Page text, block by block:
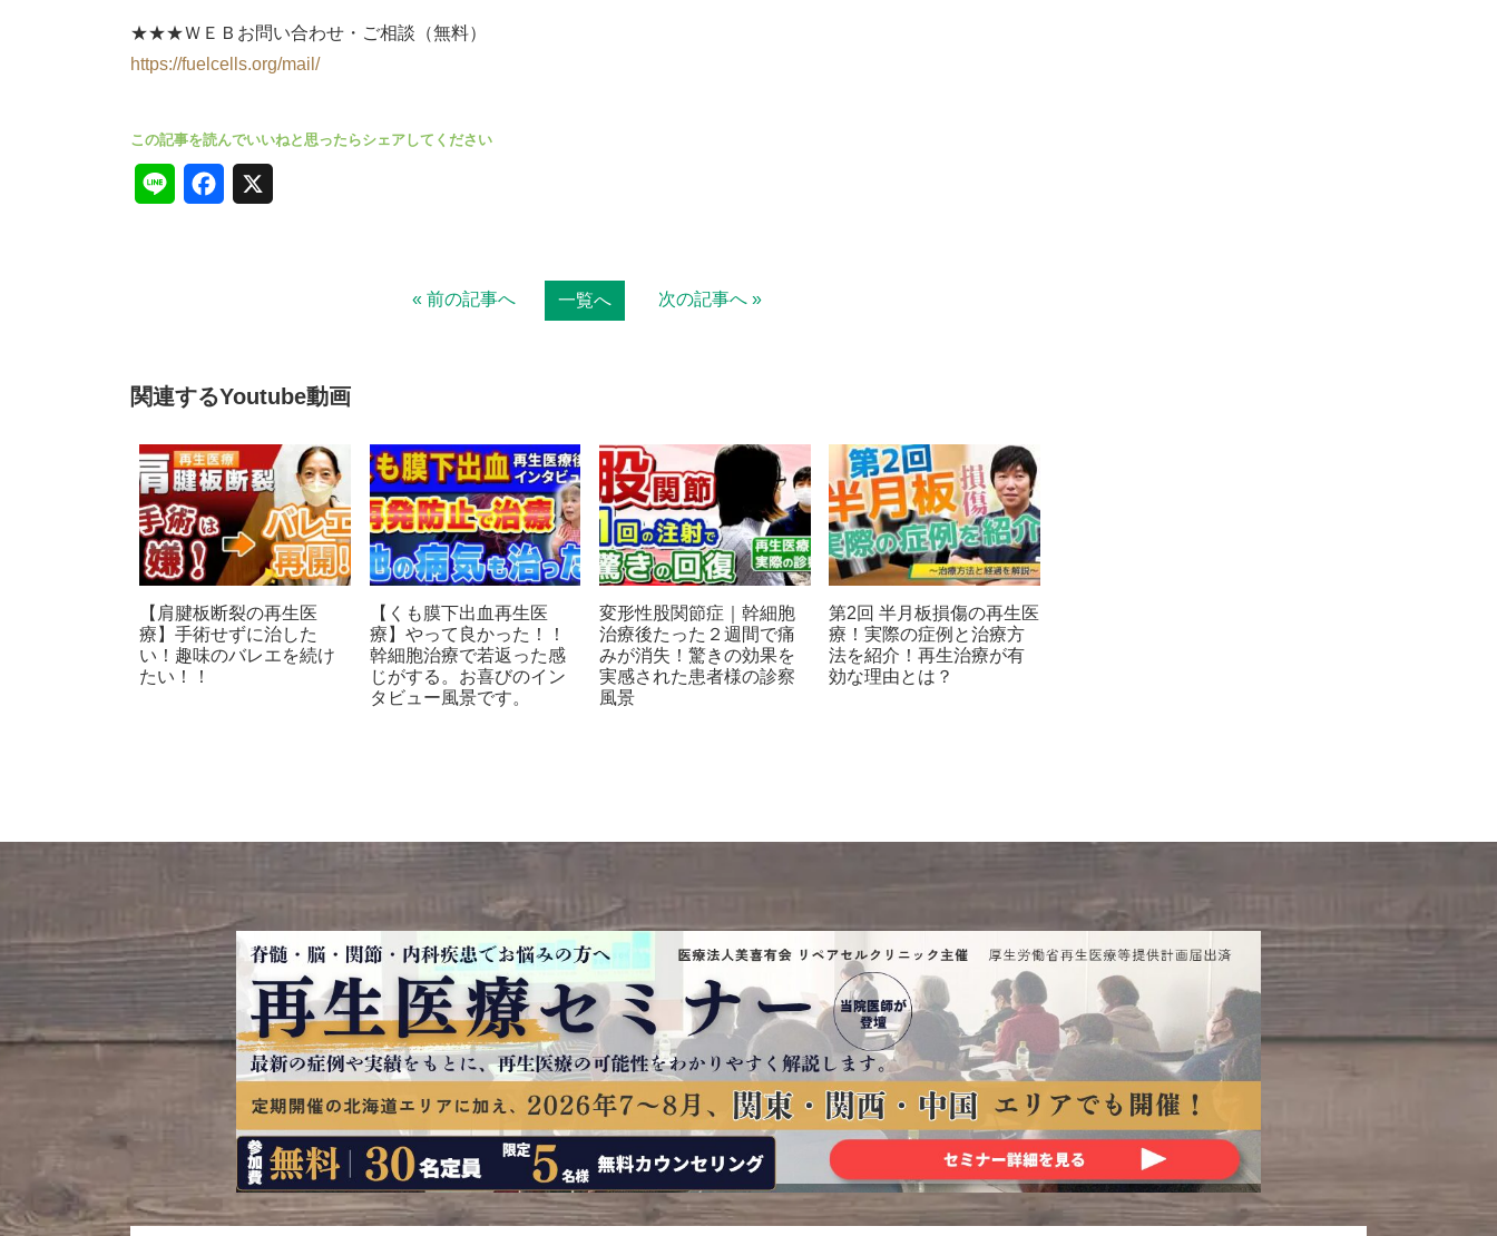
★★★ＷＥＢお問い合わせ・ご相談（無料）
https://fuelcells.org/mail/
k
« 前の記事へ 一覧へ 次の記事へ »
関連するYoutube動画
【肩腱板断裂の再生医
療】手術せずに治した
い！趣味のバレエを続け
たい！！
【くも膜下出血再生医
療】やって良かった！！
幹細胞治療で若返った感
じがする。お喜びのイン
タビュー風景です。
変形性股関節症｜幹細胞
治療後たった２週間で痛
みが消失！驚きの効果を
実感された患者様の診察
風景
第2回 半月板損傷の再生医
療！実際の症例と治療方
法を紹介！再生治療が有
効な理由とは？